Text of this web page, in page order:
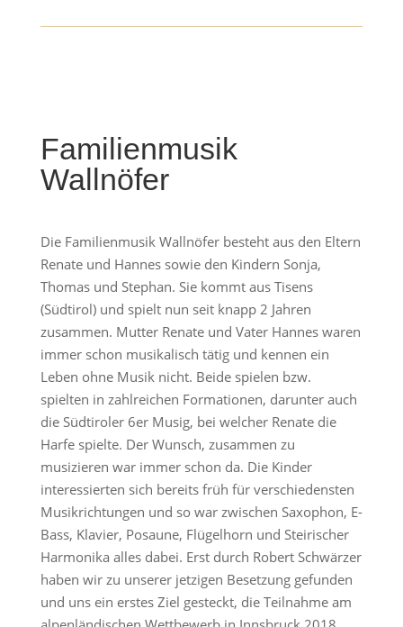
Familienmusik
Wallnöfer
Die Familienmusik Wallnöfer besteht aus den Eltern
Renate und Hannes sowie den Kindern Sonja,
Thomas und Stephan. Sie kommt aus Tisens
(Südtirol) und spielt nun seit knapp 2 Jahren
zusammen. Mutter Renate und Vater Hannes waren
immer schon musikalisch tätig und kennen ein
Leben ohne Musik nicht. Beide spielen bzw.
spielten in zahlreichen Formationen, darunter auch
die Südtiroler 6er Musig, bei welcher Renate die
Harfe spielte. Der Wunsch, zusammen zu
musizieren war immer schon da. Die Kinder
interessierten sich bereits früh für verschiedensten
Musikrichtungen und so war zwischen Saxophon, E-
Bass, Klavier, Posaune, Flügelhorn und Steirischer
Harmonika alles dabei. Erst durch Robert Schwärzer
haben wir zu unserer jetzigen Besetzung gefunden
und uns ein erstes Ziel gesteckt, die Teilnahme am